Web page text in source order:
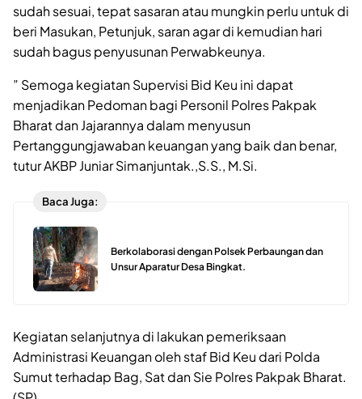
sudah sesuai, tepat sasaran atau mungkin perlu untuk di
beri Masukan, Petunjuk, saran agar di kemudian hari
sudah bagus penyusunan Perwabkeunya.
” Semoga kegiatan Supervisi Bid Keu ini dapat
menjadikan Pedoman bagi Personil Polres Pakpak
Bharat dan Jajarannya dalam menyusun
Pertanggungjawaban keuangan yang baik dan benar,
tutur AKBP Juniar Simanjuntak.,S.S., M.Si.
Baca Juga:
Berkolaborasi dengan Polsek Perbaungan dan
Unsur Aparatur Desa Bingkat.
Kegiatan selanjutnya di lakukan pemeriksaan
Administrasi Keuangan oleh staf Bid Keu dari Polda
Sumut terhadap Bag, Sat dan Sie Polres Pakpak Bharat.